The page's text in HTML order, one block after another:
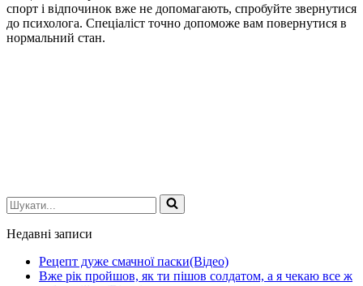
спорт і відпочинок вже не допомагають, спробуйте звернутися
до психолога. Спеціаліст точно допоможе вам повернутися в
нормальний стан.
Шукати...
Недавні записи
Рецепт дуже смачної паски(Відео)
Вже рік пройшов, як ти пішов солдатом, а я чекаю все ж